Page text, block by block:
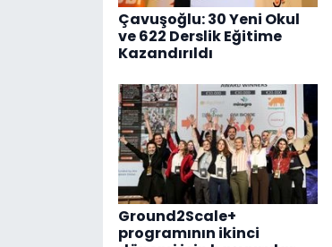
Çavuşoğlu: 30 Yeni Okul
ve 622 Derslik Eğitime
Kazandırıldı
Ground2Scale+
programının ikinci